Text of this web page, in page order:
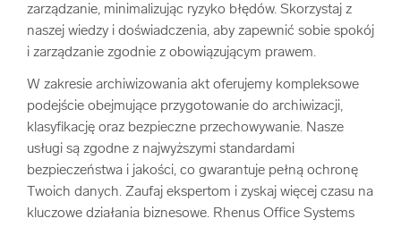
zarządzanie, minimalizując ryzyko błędów. Skorzystaj z
naszej wiedzy i doświadczenia, aby zapewnić sobie spokój
i zarządzanie zgodnie z obowiązującym prawem.
W zakresie archiwizowania akt oferujemy kompleksowe
podejście obejmujące przygotowanie do archiwizacji,
klasyfikację oraz bezpieczne przechowywanie. Nasze
usługi są zgodne z najwyższymi standardami
bezpieczeństwa i jakości, co gwarantuje pełną ochronę
Twoich danych. Zaufaj ekspertom i zyskaj więcej czasu na
kluczowe działania biznesowe. Rhenus Office Systems